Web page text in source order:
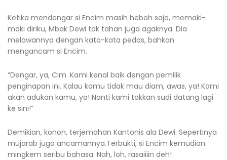
Ketika mendengar si Encim masih heboh saja, memaki-
maki diriku, Mbak Dewi tak tahan juga agaknya. Dia
melawannya dengan kata-kata pedas, bahkan
mengancam si Encim.
“Dengar, ya, Cim. Kami kenal baik dengan pemilik
penginapan ini. Kalau kamu tidak mau diam, awas, ya! Kami
akan adukan kamu, ya! Nanti kami takkan sudi datang lagi
ke sini!”
Demikian, konon, terjemahan Kantonis ala Dewi. Sepertinya
mujarab juga ancamannya.Terbukti, si Encim kemudian
mingkem seribu bahasa. Nah, loh, rasaiiiin deh!